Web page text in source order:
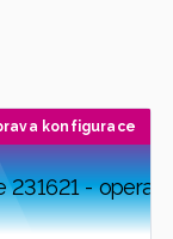
Doporučujeme
konfigurace